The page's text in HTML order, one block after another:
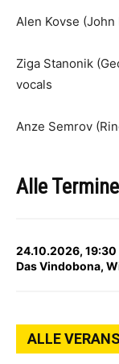
Alen Kovse
Ziga Stanonik
vocals
Anze Semrov
Alle Termine
24.10.2026, 19:30
Das Vindobona,
ALLE